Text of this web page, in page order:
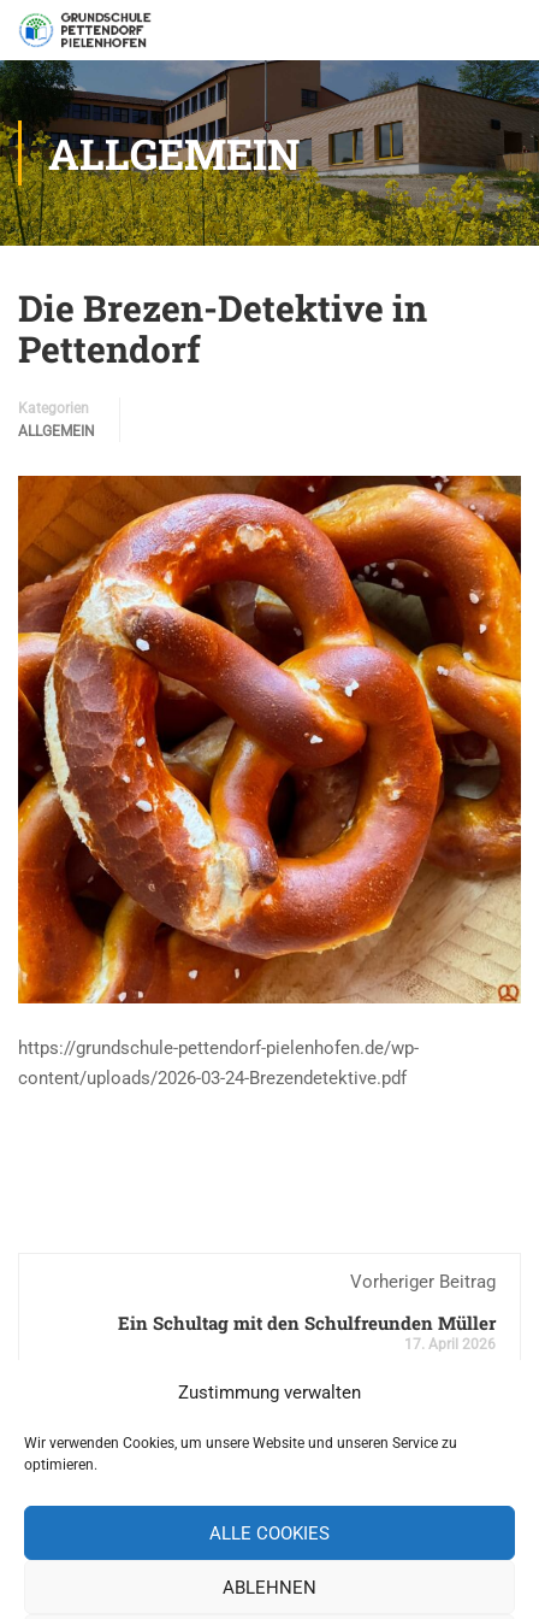
Zustimmung verwalten
Wir verwenden Cookies, um unsere Website und unseren Service zu
optimieren.
ALLE COOKIES
ABLEHNEN
ALLGEMEIN
Die Brezen-Detektive in
Pettendorf
Kategorien
ALLGEMEIN
https://grundschule-pettendorf-pielenhofen.de/wp-
content/uploads/2026-03-24-Brezendetektive.pdf
Vorheriger Beitrag
Ein Schultag mit den Schulfreunden Müller
17. April 2026
Bedarfsabfrage zur Ferienbetreuung
17. April 2026